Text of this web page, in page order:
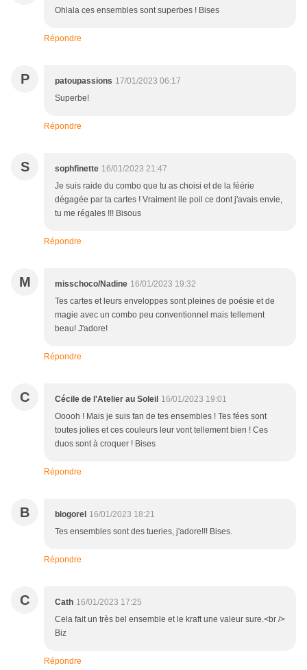
Ohlala ces ensembles sont superbes ! Bises
Répondre
P patoupassions 17/01/2023 06:17
Superbe!
Répondre
S sophfinette 16/01/2023 21:47
Je suis raide du combo que tu as choisi et de la féérie
dégagée par ta cartes ! Vraiment ile poil ce dont j'avais envie,
tu me régales !!! Bisous
Répondre
M misschoco/Nadine 16/01/2023 19:32
Tes cartes et leurs enveloppes sont pleines de poésie et de
magie avec un combo peu conventionnel mais tellement
beau! J'adore!
Répondre
C Cécile de l'Atelier au Soleil 16/01/2023 19:01
Ooooh ! Mais je suis fan de tes ensembles ! Tes fées sont
toutes jolies et ces couleurs leur vont tellement bien ! Ces
duos sont à croquer ! Bises
Répondre
B blogorel 16/01/2023 18:21
Tes ensembles sont des tueries, j'adore!!! Bises.
Répondre
C Cath 16/01/2023 17:25
Cela fait un très bel ensemble et le kraft une valeur sure.<br />
Biz
Répondre